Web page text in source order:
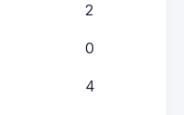
2
0
4